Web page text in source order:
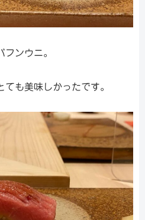
ンウニ。
も美味しかったです。